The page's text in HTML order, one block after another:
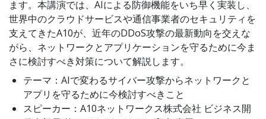
ます。本講演では、AIによる防御機能をいち早く実装し、
世界中のクラウドサービスや通信事業者のセキュリティを
支えてきたA10が、近年のDDoS攻撃の最新動向を交えな
がら、ネットワークとアプリケーションを守るために今ま
さに検討すべき対策について解説します。
テーマ：AIで変わるサイバー攻撃からネットワークと
アプリを守るために今検討すべきこと
スピーカー：A10ネットワークス株式会社 ビジネス開